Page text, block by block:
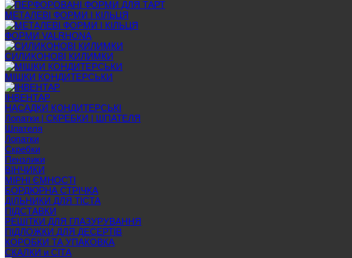
МЕТАЛЕВІ ФОРМИ І КІЛЬЦЯ
ФОРМИ VALRHONA
СИЛИКОНОВІ КИЛИМКИ
МІШКИ КОНДИТЕРСЬКИ
ІНВЕНТАР
НАСАДКИ КОНДИТЕРСЬКІ
Лопатки | СКРЕБКИ | ШПАТЕЛЯ
Шпателя
Лопатки
Скребки
Пензлики
ВІНЧИКИ
МІРНІ ЄМНОСТІ
БОРДЮРНА СТРІЧКА
ДІЛЬНИКИ ДЛЯ ТІСТА
ПІДСТАВКИ
РЕШІТКИ ДЛЯ ГЛАЗУРУВАННЯ
ПІДЛОЖКИ ДЛЯ ДЕСЕРТІВ
КОРОБКИ ТА УПАКОВКА
СКАЛКИ и СІТА